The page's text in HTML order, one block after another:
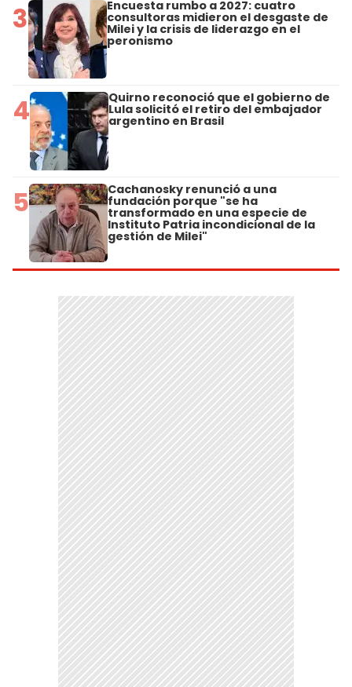
3 Encuesta rumbo a 2027: cuatro
consultoras midieron el desgaste de
Milei y la crisis de liderazgo en el
peronismo
4 Quirno reconoció que el gobierno de
Lula solicitó el retiro del embajador
argentino en Brasil
5 Cachanosky renunció a una
fundación porque "se ha
transformado en una especie de
Instituto Patria incondicional de la
gestión de Milei"